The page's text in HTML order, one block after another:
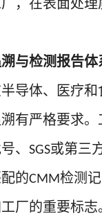
，在表面处
与检测报告体
导体、医疗
有严格要求
、 SGS或第三
的CMM检测
厂的重要标